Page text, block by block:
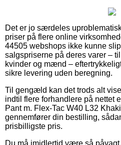
Det er jo særdeles
priser på flere online
44505 webshops ikke kunne
salgspriserne på deres varer –
kvinder og mænd –
sikre levering uden beregning.
Til gengæld kan det trods alt
indtil flere forhandlere på nettet
Pant m. Flex-Tac W40 L32
gennemfører din bestilling,
prisbilligste pris.